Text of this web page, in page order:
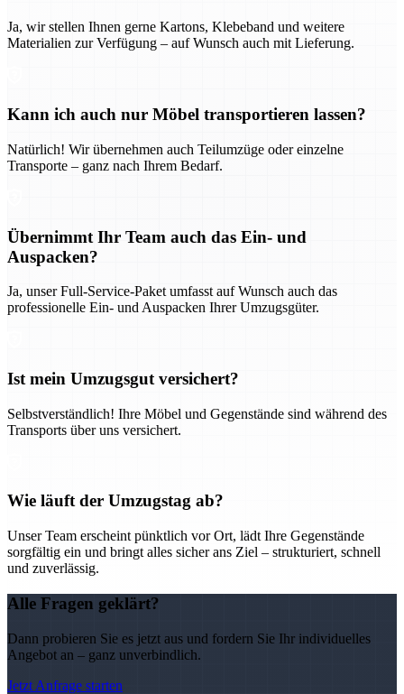
Ja, wir stellen Ihnen gerne Kartons, Klebeband und weitere
Materialien zur Verfügung – auf Wunsch auch mit Lieferung.
Kann ich auch nur Möbel transportieren lassen?
Natürlich! Wir übernehmen auch Teilumzüge oder einzelne
Transporte – ganz nach Ihrem Bedarf.
Übernimmt Ihr Team auch das Ein- und
Auspacken?
Ja, unser Full-Service-Paket umfasst auf Wunsch auch das
professionelle Ein- und Auspacken Ihrer Umzugsgüter.
Ist mein Umzugsgut versichert?
Selbstverständlich! Ihre Möbel und Gegenstände sind während des
Transports über uns versichert.
Wie läuft der Umzugstag ab?
Unser Team erscheint pünktlich vor Ort, lädt Ihre Gegenstände
sorgfältig ein und bringt alles sicher ans Ziel – strukturiert, schnell
und zuverlässig.
Alle Fragen geklärt?
Dann probieren Sie es jetzt aus und fordern Sie Ihr individuelles
Angebot an – ganz unverbindlich.
Jetzt Anfrage starten